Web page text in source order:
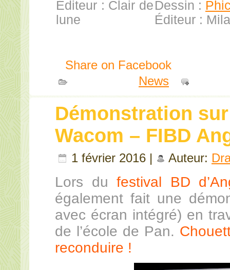
Éditeur : Clair de
lune
Dessin :
Éditeur :
Share on Facebook
News
Démonstration
Wacom – FIBD
1 février 2016 | Auteur:
Lors du festival BD
également fait une
avec écran intégré) en
de l’école de Pan.
reconduire !